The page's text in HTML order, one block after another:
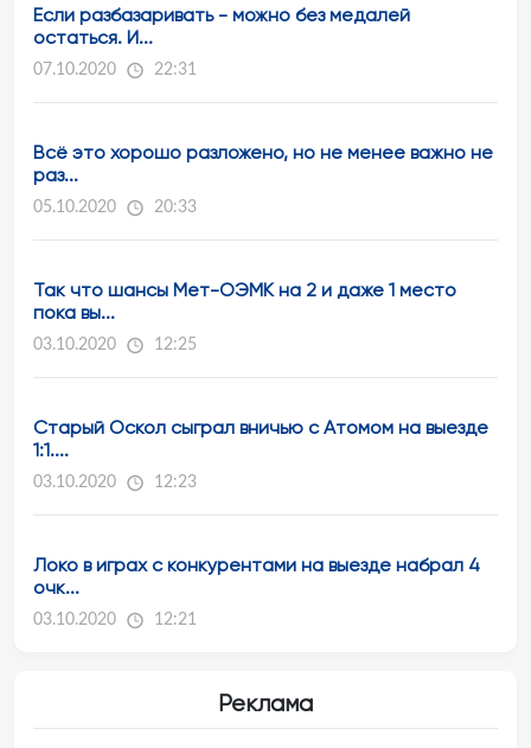
Если разбазаривать - можно без медалей
остаться. И...
07.10.2020 22:31
Всё это хорошо разложено, но не менее важно не
раз...
05.10.2020 20:33
Так что шансы Мет-ОЭМК на 2 и даже 1 место
пока вы...
03.10.2020 12:25
Старый Оскол сыграл вничью с Атомом на выезде
1:1....
03.10.2020 12:23
Локо в играх с конкурентами на выезде набрал 4
очк...
03.10.2020 12:21
Реклама